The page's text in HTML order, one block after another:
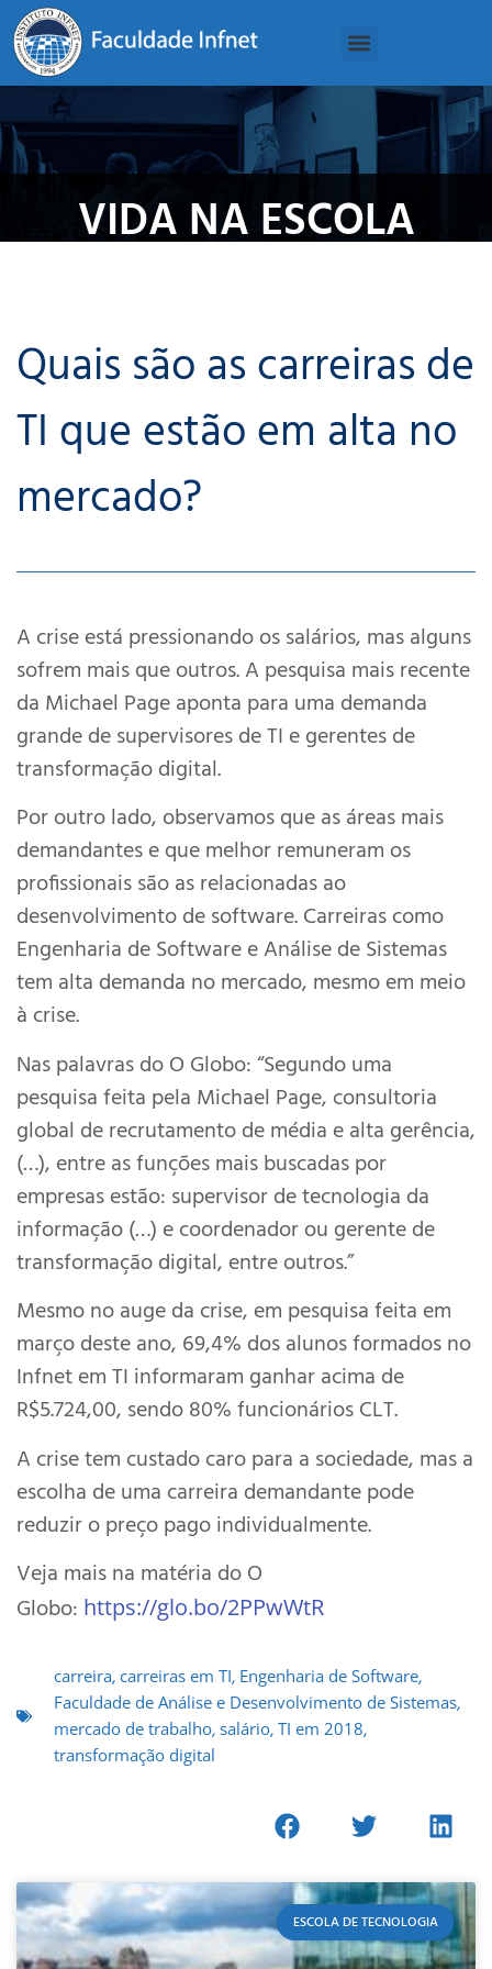
VIDA NA ESCOLA
Quais são as carreiras de
TI que estão em alta no
mercado?
A crise está pressionando os salários, mas alguns
sofrem mais que outros. A pesquisa mais recente
da Michael Page aponta para uma demanda
grande de supervisores de TI e gerentes de
transformação digital.
Por outro lado, observamos que as áreas mais
demandantes e que melhor remuneram os
profissionais são as relacionadas ao
desenvolvimento de software. Carreiras como
Engenharia de Software e Análise de Sistemas
tem alta demanda no mercado, mesmo em meio
à crise.
Nas palavras do O Globo: “Segundo uma
pesquisa feita pela Michael Page, consultoria
global de recrutamento de média e alta gerência,
(…), entre as funções mais buscadas por
empresas estão: supervisor de tecnologia da
informação (…) e coordenador ou gerente de
transformação digital, entre outros.”
Mesmo no auge da crise, em pesquisa feita em
março deste ano, 69,4% dos alunos formados no
Infnet em TI informaram ganhar acima de
R$5.724,00, sendo 80% funcionários CLT.
A crise tem custado caro para a sociedade, mas a
escolha de uma carreira demandante pode
reduzir o preço pago individualmente.
Veja mais na matéria do O
Globo: https://glo.bo/2PPwWtR
carreira, carreiras em TI, Engenharia de Software,
Faculdade de Análise e Desenvolvimento de Sistemas,
mercado de trabalho, salário, TI em 2018,
transformação digital
ESCOLA DE TECNOLOGIA